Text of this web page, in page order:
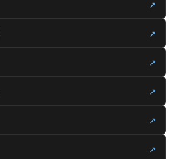
↗
↗
↗
↗
↗
↗